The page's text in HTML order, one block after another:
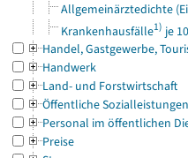
Allgemeinärztedichte
Krankenhausfälle1) je
Handel, Gastgewerbe,
Handwerk
Land- und Forstwirtschaft
Öffentliche Sozialleistungen
Personal im öffentlichen
Preise